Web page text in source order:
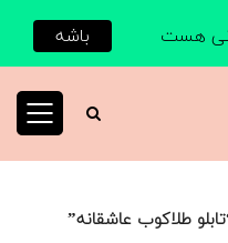
طلاکوب عاشقانه”
هست باشه